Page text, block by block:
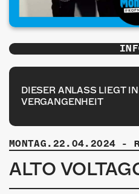
PHOTOMAT
INFOS
KONTAKT
ÜBER UNS
SHOP
DIESER ANLASS LIEGT
VERGANGENHEIT
MONTAG.22.04.2024 -
ALTO